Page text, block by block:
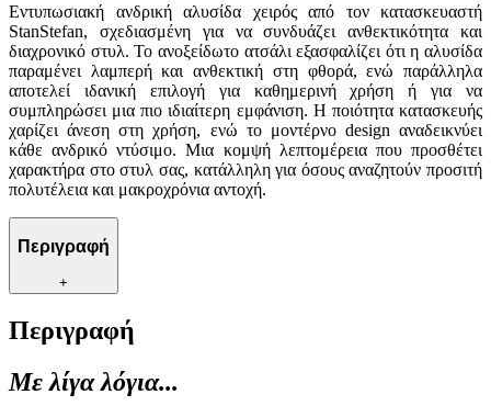
Εντυπωσιακή ανδρική αλυσίδα χειρός από τον κατασκευαστή
StanStefan, σχεδιασμένη για να συνδυάζει ανθεκτικότητα και
διαχρονικό στυλ. Το ανοξείδωτο ατσάλι εξασφαλίζει ότι η αλυσίδα
παραμένει λαμπερή και ανθεκτική στη φθορά, ενώ παράλληλα
αποτελεί ιδανική επιλογή για καθημερινή χρήση ή για να
συμπληρώσει μια πιο ιδιαίτερη εμφάνιση. Η ποιότητα κατασκευής
χαρίζει άνεση στη χρήση, ενώ το μοντέρνο design αναδεικνύει
κάθε ανδρικό ντύσιμο. Μια κομψή λεπτομέρεια που προσθέτει
χαρακτήρα στο στυλ σας, κατάλληλη για όσους αναζητούν προσιτή
πολυτέλεια και μακροχρόνια αντοχή.
Περιγραφή
+
Περιγραφή
Με λίγα λόγια...